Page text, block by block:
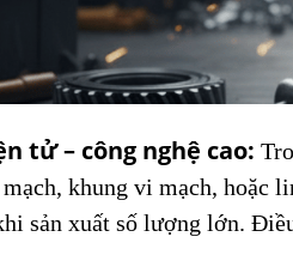
tử – công nghệ cao:
khung vi mạch,
sản xuất số lượng lớn.